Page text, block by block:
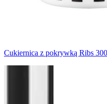
Cukiernica z pokrywką Ribs